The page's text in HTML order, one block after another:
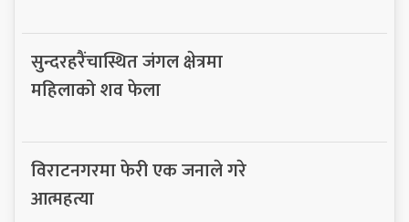
सुन्दरहरैंचास्थित जंगल क्षेत्रमा
महिलाको शव फेला
विराटनगरमा फेरी एक जनाले गरे
आत्महत्या